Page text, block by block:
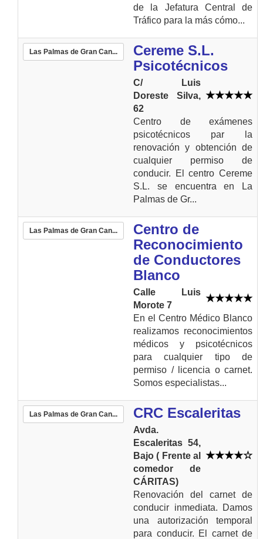
de la Jefatura Central de
Tráfico para la más cómo...
Las Palmas de Gran Can...
Cereme S.L.
Psicotécnicos
C/ Luis
Doreste Silva,
62
Centro de exámenes
psicotécnicos par la
renovación y obtención de
cualquier permiso de
conducir. El centro Cereme
S.L. se encuentra en La
Palmas de Gr...
Las Palmas de Gran Can...
Centro de
Reconocimiento
de Conductores
Blanco
Calle Luis
Morote 7
En el Centro Médico Blanco
realizamos reconocimientos
médicos y psicotécnicos
para cualquier tipo de
permiso / licencia o carnet.
Somos especialistas...
Las Palmas de Gran Can... CRC Escaleritas
Avda.
Escaleritas 54,
Bajo ( Frente al
comedor de
CÁRITAS)
Renovación del carnet de
conducir inmediata. Damos
una autorización temporal
para conducir. El carnet de